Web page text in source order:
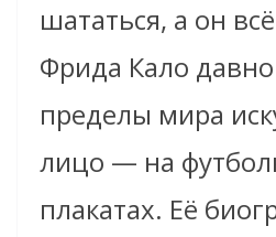
шататься, а он
Фрида Кало
пределы мира
лицо — на
плакатах. Её